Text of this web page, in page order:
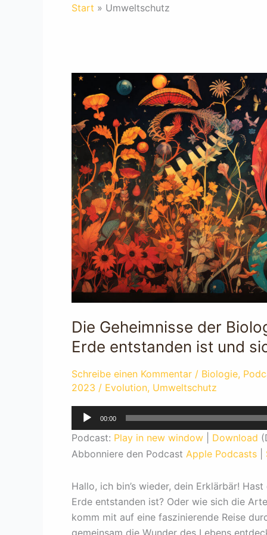
Start Umweltschutz
Die Geheimnisse der
Erde entstanden ist und
Schreibe einen Kommentar / Biologie,
2023 / Evolution, Umweltschutz
Audio-
Player
00:00
Podcast: Play in new window Download
Abbonniere den Podcast Apple Podcasts
Hallo, ich bin’s wieder, dein Erklärbär!
Erde entstanden ist? Oder wie sich die
komm mit auf eine faszinierende Reise